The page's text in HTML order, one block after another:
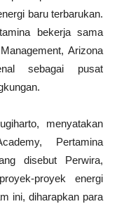
baru terbarukan.
bekerja sama
Arizona
sebagai pusat
menyatakan
Pertamina
disebut Perwira,
proyek energi
ini, diharapkan para